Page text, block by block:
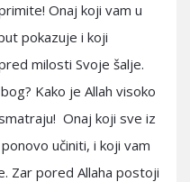
Onaj koji vam u
pokazuje i koji
milosti Svoje šalje.
Kako je Allah visoko
Onaj koji sve iz
učiniti, i koji vam
Zar pored Allaha postoji